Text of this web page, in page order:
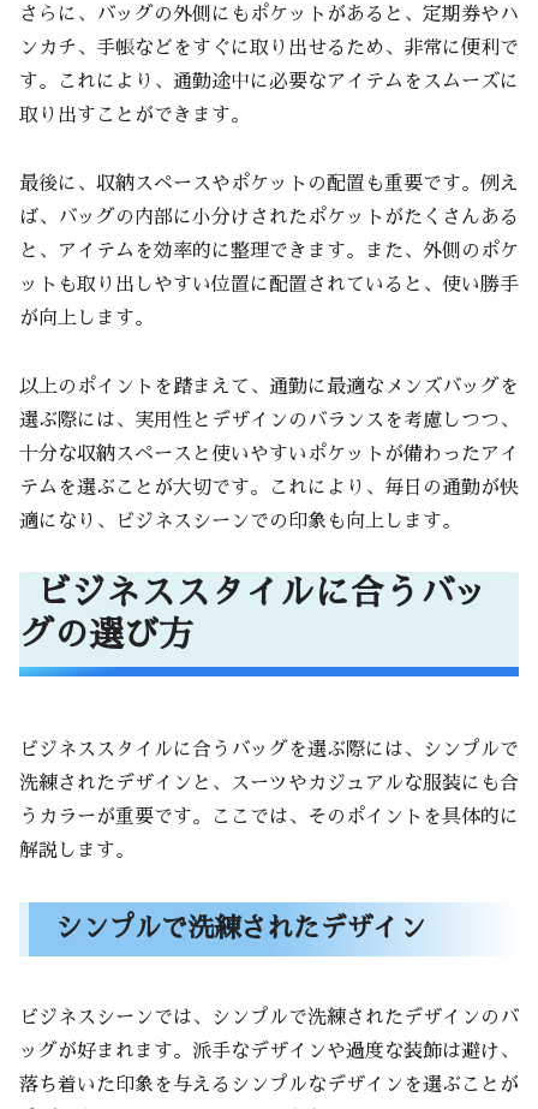
さらに、バッグの外側にもポケットがあると、定期券やハ
ンカチ、手帳などをすぐに取り出せるため、非常に便利で
す。これにより、通勤途中に必要なアイテムをスムーズに
取り出すことができます。
最後に、収納スペースやポケットの配置も重要です。例え
ば、バッグの内部に小分けされたポケットがたくさんある
と、アイテムを効率的に整理できます。また、外側のポケ
ットも取り出しやすい位置に配置されていると、使い勝手
が向上します。
以上のポイントを踏まえて、通勤に最適なメンズバッグを
選ぶ際には、実用性とデザインのバランスを考慮しつつ、
十分な収納スペースと使いやすいポケットが備わったアイ
テムを選ぶことが大切です。これにより、毎日の通勤が快
適になり、ビジネスシーンでの印象も向上します。
ビジネススタイルに合うバッ
グの選び方
ビジネススタイルに合うバッグを選ぶ際には、シンプルで
洗練されたデザインと、スーツやカジュアルな服装にも合
うカラーが重要です。ここでは、そのポイントを具体的に
解説します。
シンプルで洗練されたデザイン
ビジネスシーンでは、シンプルで洗練されたデザインのバ
ッグが好まれます。派手なデザインや過度な装飾は避け、
落ち着いた印象を与えるシンプルなデザインを選ぶことが